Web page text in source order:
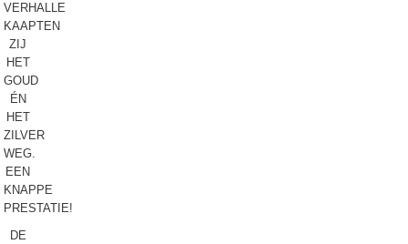
VERHALLE
KAAPTEN
ZIJ
HET
GOUD
ÉN
HET
ZILVER
WEG.
EEN
KNAPPE
PRESTATIE!
DE